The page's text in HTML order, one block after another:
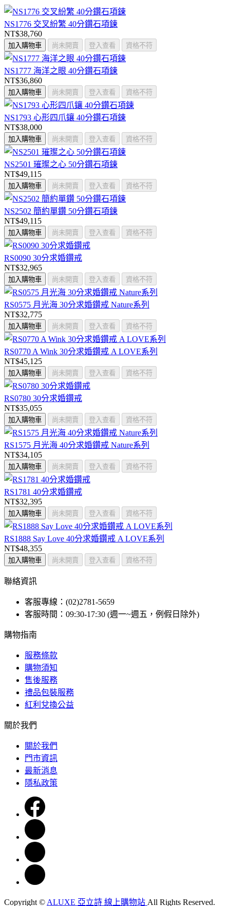
NS1776 交叉紛繁 40分鑽石項鍊
NT$38,760
加入購物車 尚未開賣 登入查看 資格不符
NS1777 海洋之眼 40分鑽石項鍊
NT$36,860
加入購物車 尚未開賣 登入查看 資格不符
NS1793 心形四爪鑲 40分鑽石項鍊
NT$38,000
加入購物車 尚未開賣 登入查看 資格不符
NS2501 璀璨之心 50分鑽石項鍊
NT$49,115
加入購物車 尚未開賣 登入查看 資格不符
NS2502 簡約單鑽 50分鑽石項鍊
NT$49,115
加入購物車 尚未開賣 登入查看 資格不符
RS0090 30分求婚鑽戒
NT$32,965
加入購物車 尚未開賣 登入查看 資格不符
RS0575 月光海 30分求婚鑽戒 Nature系列
NT$32,775
加入購物車 尚未開賣 登入查看 資格不符
RS0770 A Wink 30分求婚鑽戒 A LOVE系列
NT$45,125
加入購物車 尚未開賣 登入查看 資格不符
RS0780 30分求婚鑽戒
NT$35,055
加入購物車 尚未開賣 登入查看 資格不符
RS1575 月光海 40分求婚鑽戒 Nature系列
NT$34,105
加入購物車 尚未開賣 登入查看 資格不符
RS1781 40分求婚鑽戒
NT$32,395
加入購物車 尚未開賣 登入查看 資格不符
RS1888 Say Love 40分求婚鑽戒 A LOVE系列
NT$48,355
加入購物車 尚未開賣 登入查看 資格不符
聯絡資訊
客服專線：(02)2781-5659
客服時間：09:30-17:30 (週一~週五，例假日除外)
購物指南
服務條款
購物須知
售後服務
禮品包裝服務
紅利兌換公益
關於我們
關於我們
門市資訊
最新消息
隱私政策
Copyright © ALUXE 亞立詩 線上購物站 All Rights Reserved.